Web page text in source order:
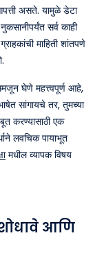
असते. यामुळे डेटा
सर्व काही
माहिती शांतपणे
घेणे महत्त्वपूर्ण आहे,
सांगायचे तर, तुमच्या
करण्यासाठी एक
लवचिक पायाभूत
मधील व्यापक विषय
आणि